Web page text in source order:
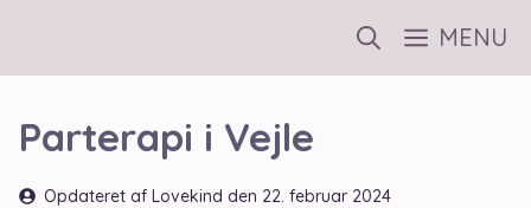
indhold
MENU
Parterapi i Vejle
Opdateret af Lovekind den 22. februar 2024